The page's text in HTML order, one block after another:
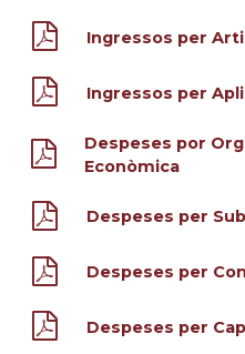
Ingressos per
Ingressos per
Despeses por
Econòmica
Despeses per
Despeses per
Despeses per